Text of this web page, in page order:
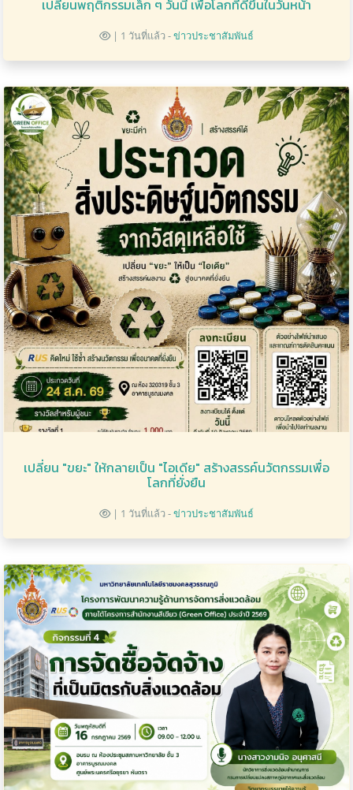
เปลี่ยนพฤติกรรมเล็ก ๆ วันนี้ เพื่อโลกที่ดีขึ้นในวันหน้า
| 1 วันที่แล้ว -ข่าวประชาสัมพันธ์
เปลี่ยน "ขยะ" ให้กลายเป็น "ไอเดีย" สร้างสรรค์นวัตกรรมเพื่อ
โลกที่ยั่งยืน
| 1 วันที่แล้ว -ข่าวประชาสัมพันธ์